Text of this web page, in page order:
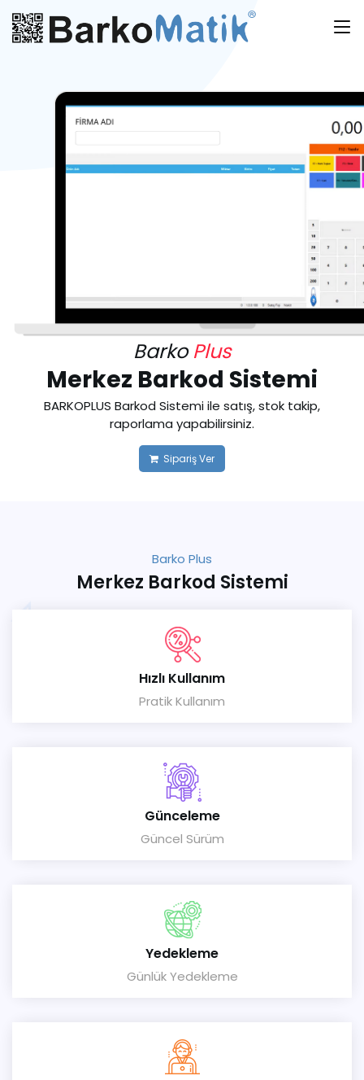
BarkoPlus
Merkez Barkod Sistemi
BARKOPLUS Barkod Sistemi ile satış, stok takip,
raporlama yapabilirsiniz.
Sipariş Ver
Barko Plus
Merkez Barkod Sistemi
Hızlı Kullanım
Pratik Kullanım
Günceleme
Güncel Sürüm
Yedekleme
Günlük Yedekleme